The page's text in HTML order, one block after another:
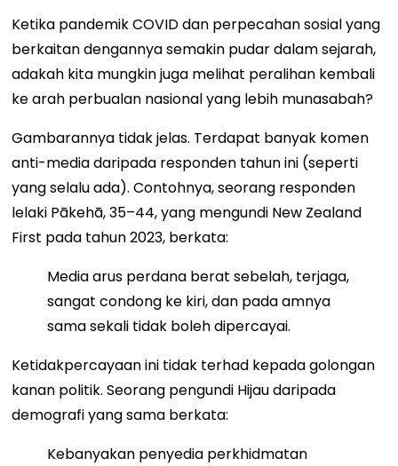
Ketika pandemik COVID dan perpecahan sosial yang
berkaitan dengannya semakin pudar dalam sejarah,
adakah kita mungkin juga melihat peralihan kembali
ke arah perbualan nasional yang lebih munasabah?
Gambarannya tidak jelas. Terdapat banyak komen
anti-media daripada responden tahun ini (seperti
yang selalu ada). Contohnya, seorang responden
lelaki Pākehā, 35–44, yang mengundi New Zealand
First pada tahun 2023, berkata:
Media arus perdana berat sebelah, terjaga,
sangat condong ke kiri, dan pada amnya
sama sekali tidak boleh dipercayai.
Ketidakpercayaan ini tidak terhad kepada golongan
kanan politik. Seorang pengundi Hijau daripada
demografi yang sama berkata:
Kebanyakan penyedia perkhidmatan